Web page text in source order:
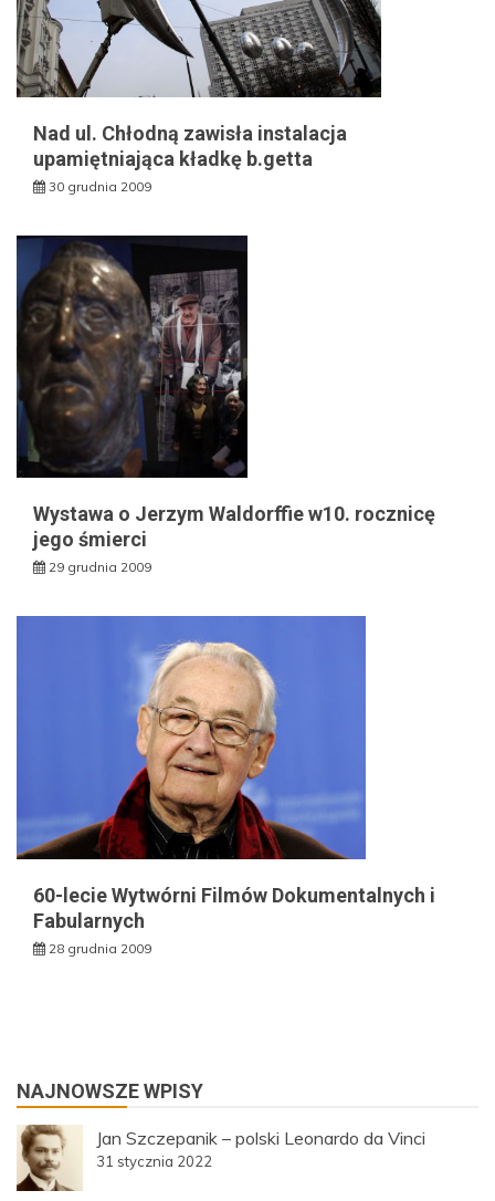
Nad ul. Chłodną zawisła instalacja
upamiętniająca kładkę b.getta
30 grudnia 2009
Wystawa o Jerzym Waldorffie w10. rocznicę
jego śmierci
29 grudnia 2009
60-lecie Wytwórni Filmów Dokumentalnych i
Fabularnych
28 grudnia 2009
NAJNOWSZE WPISY
Jan Szczepanik – polski Leonardo da Vinci
31 stycznia 2022